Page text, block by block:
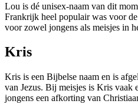
Lou is dé unisex-naam van dit
Frankrijk heel populair was voor
voor zowel jongens als meisjes in
Kris
Kris is een Bijbelse naam en is
van Jezus. Bij meisjes is Kris vaak
jongens een afkorting van